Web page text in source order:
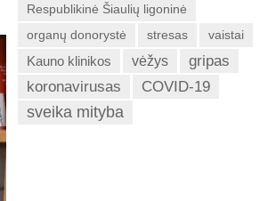
Respublikinė Šiaulių ligoninė
organų donorystė
stresas vaistai
Kauno klinikos vėžys
gripas
koronavirusas
COVID-19
sveika mityba